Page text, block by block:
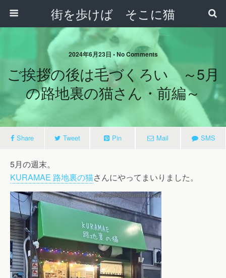
街を歩けば そこに猫
2024年6月23日 • No Comments
ご挨拶の後は毛づくろい ～5月
の路地裏の猫さん・前編～
Share Tweet Pin Mail SMS
5月の週末。
KURAMAE 路地裏の猫さんにやってまいりました。